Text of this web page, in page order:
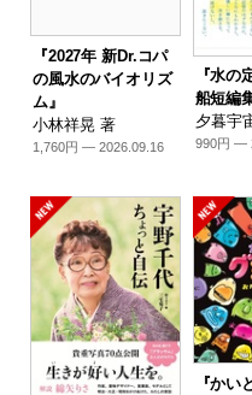
『2027年 新Dr.コパ
の風水のバイオリズ
ム』
小林祥晃 著
1,760円 — 2026.09.16
『水の
船短編
夕暮宇
990円 —
『かい